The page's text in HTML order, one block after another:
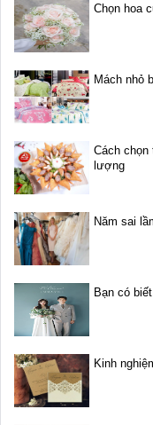
Chọn hoa
Mách nhỏ
Cách
lượng
Năm sai
Bạn có
Kinh